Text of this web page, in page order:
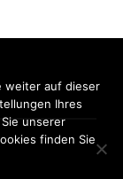
weiter auf dieser
Ihres
unserer
finden Sie